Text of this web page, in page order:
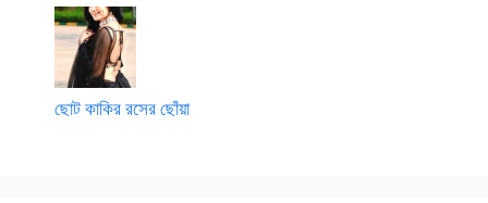
ছোট কাকির রসের ছোঁয়া